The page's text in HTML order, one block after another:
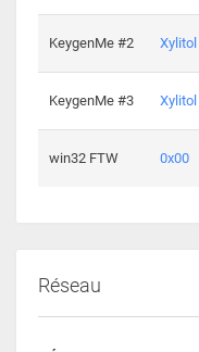
KeygenMe #2 Xylitol
KeygenMe #3 Xylitol
win32 FTW 0x00
Réseau